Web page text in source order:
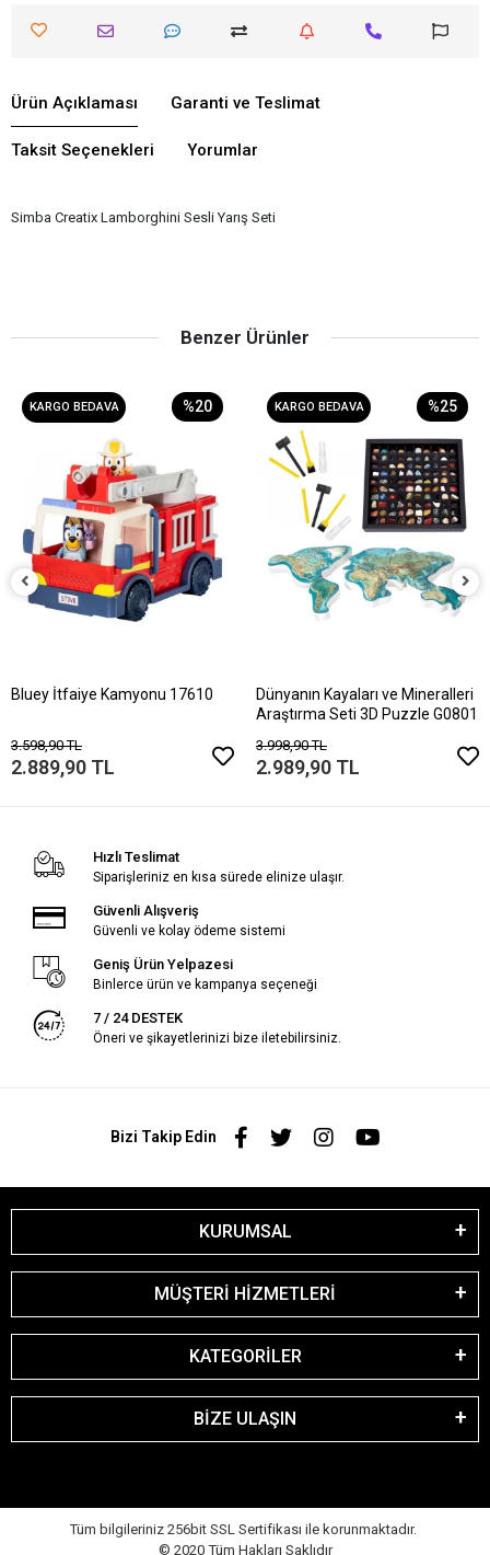
Ürün Açıklaması Garanti ve Teslimat
Taksit Seçenekleri Yorumlar
Simba Creatix Lamborghini Sesli Yarış Seti
Benzer Ürünler
KARGO BEDAVA %20
Bluey İtfaiye Kamyonu 17610
3.598,90 TL
2.889,90 TL
KARGO BEDAVA %25
Dünyanın Kayaları ve Mineralleri
Araştırma Seti 3D Puzzle G0801
3.998,90 TL
2.989,90 TL
Hızlı Teslimat
Siparişleriniz en kısa sürede elinize ulaşır.
Güvenli Alışveriş
Güvenli ve kolay ödeme sistemi
Geniş Ürün Yelpazesi
Binlerce ürün ve kampanya seçeneği
7 / 24 DESTEK
Öneri ve şikayetlerinizi bize iletebilirsiniz.
Bizi Takip Edin
KURUMSAL
MÜŞTERİ HİZMETLERİ
KATEGORİLER
BİZE ULAŞIN
Tüm bilgileriniz 256bit SSL Sertifikası ile korunmaktadır.
© 2020 Tüm Hakları Saklıdır